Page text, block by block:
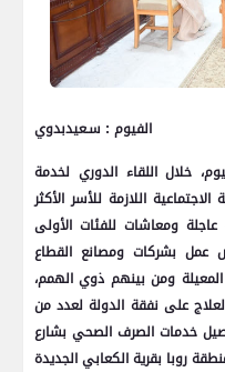
خلال اللقاء الدوري لخدمة
اللازمة للأسر الأكثر
ومعاشات للفئات الأولى
عمل بشركات ومصانع القطاع
ومن بينهم ذوي الهمم،
على نفقة الدولة لعدد من
خدمات الصرف الصحي بشارع